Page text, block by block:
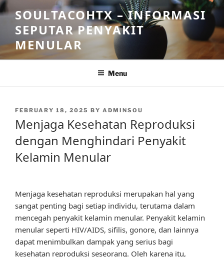
Skip
to
content
SOULTACOHTX – INFORMASI
SEPUTAR PENYAKIT
MENULAR
Menu
POSTED
FEBRUARY 18, 2025 BY ADMINSOU
Menjaga Kesehatan Reproduksi
dengan Menghindari Penyakit
Kelamin Menular
Menjaga kesehatan reproduksi merupakan hal yang
sangat penting bagi setiap individu, terutama dalam
mencegah penyakit kelamin menular. Penyakit kelamin
menular seperti HIV/AIDS, sifilis, gonore, dan lainnya
dapat menimbulkan dampak yang serius bagi
kesehatan reproduksi seseorang. Oleh karena itu,